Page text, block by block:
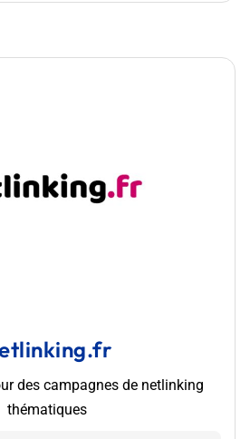
des campagnes de netlinking
thématiques